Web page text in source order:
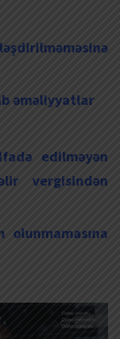
əməliyyatlar
edilməyən
vergisindən